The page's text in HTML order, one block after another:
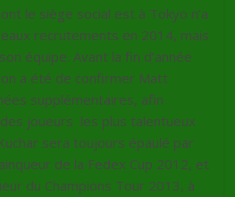
le siège social est à Tokyo n’a
recrutements en 2014, mais
équipe. Avant la fin d’année
a été de confirmer Matt
supplémentaires, afin
joueurs les plus talentueux
sera toujours épaulé par
de la Fedex Cup 2012, et
du Champions Tour 2013, à